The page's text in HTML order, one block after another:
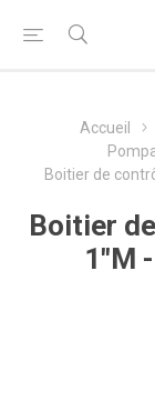
Accueil
Boitier de
Boitier
1"M